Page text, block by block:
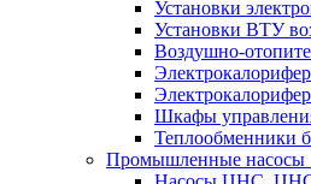
Установки
Установки ВТУ
Воздушно-
Шкафы
Теплообменники
Промышленные насосы